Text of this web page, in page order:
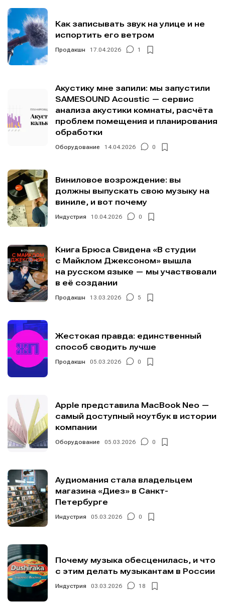
Как записывать звук на улице и не
испортить его ветром
Продакшн 17.04.2026 1
Акустику мне запили: мы запустили
SAMESOUND Acoustic — сервис
анализа акустики комнаты, расчёта
проблем помещения и планирования
обработки
Оборудование 14.04.2026 0
Виниловое возрождение: вы
должны выпускать свою музыку на
виниле, и вот почему
Индустрия 10.04.2026 0
Книга Брюса Свидена «В студии
с Майклом Джексоном» вышла
на русском языке — мы участвовали
в её создании
Продакшн 13.03.2026 5
Жестокая правда: единственный
способ сводить лучше
Продакшн 05.03.2026 0
Apple представила MacBook Neo —
самый доступный ноутбук в истории
компании
Оборудование 05.03.2026 0
Аудиомания стала владельцем
магазина «Диез» в Санкт-
Петербурге
Индустрия 05.03.2026 0
Почему музыка обесценилась, и что
с этим делать музыкантам в России
Индустрия 03.03.2026 18